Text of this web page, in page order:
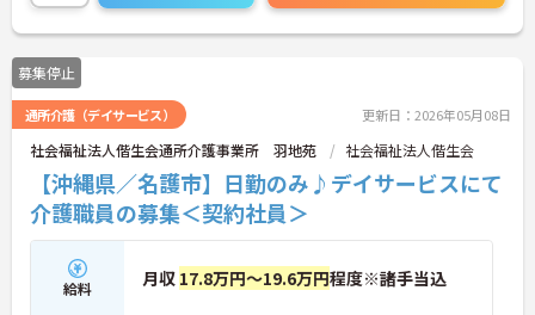
募集停止
通所介護（デイサービス） 更新日：2026年05月08日
社会福祉法人偕生会通所介護事業所 羽地苑 社会福祉法人偕生会
【沖縄県／名護市】日勤のみ♪デイサービスにて
介護職員の募集＜契約社員＞
給料 月収 17.8万円～19.6万円程度※諸手当込